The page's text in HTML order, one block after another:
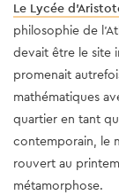
Le Lycée
philosophie de
devait être le site
promenait
mathématiques
quartier en tant
contemporain, le
rouvert au
métamorphose.